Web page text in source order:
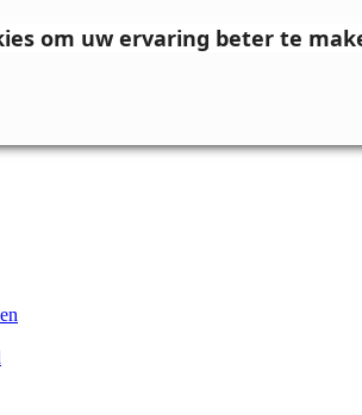
om uw ervaring beter te